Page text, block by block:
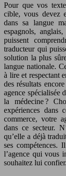
Pour que vos
cible, vous devez
dans sa langue
espagnols,
puissent
traducteur qui
solution la plus
langue nationale.
à lire et respectant
des résultats
agence spécialisée
la médecine ?
expériences dans
commerce, votre
dans ce secteur.
qu’elle a déjà
ses compétences.
l’agence qui vous
souhaitez lui confier.